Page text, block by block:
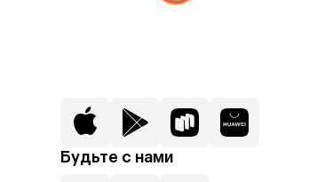
Будьте с нами